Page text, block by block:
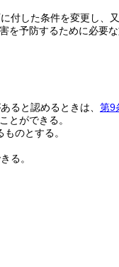
付した条件を変更し、
を予防するために必要
ると認めるときは、 第9
とができる。
のとする。
る。